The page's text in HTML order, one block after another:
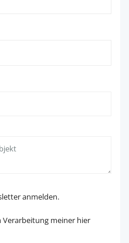
anmelden.
meiner hier